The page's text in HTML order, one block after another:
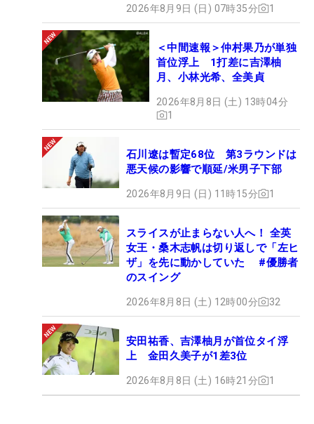
2026年8月9日 (日) 07時35分 1
＜中間速報＞仲村果乃が単独
首位浮上 1打差に吉澤柚
月、小林光希、全美貞
2026年8月8日 (土) 13時04分
1
石川遼は暫定68位 第3ラウンドは
悪天候の影響で順延/米男子下部
2026年8月9日 (日) 11時15分 1
スライスが止まらない人へ！ 全英
女王・桑木志帆は切り返しで「左ヒ
ザ」を先に動かしていた #優勝者
のスイング
2026年8月8日 (土) 12時00分 32
安田祐香、吉澤柚月が首位タイ浮
上 金田久美子が1差3位
2026年8月8日 (土) 16時21分 1